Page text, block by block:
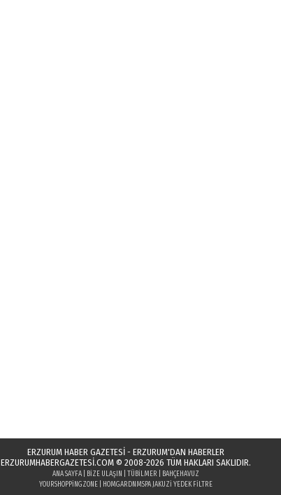
ERZURUM HABER GAZETESİ - ERZURUM'DAN HABERLER
ERZURUMHABERGAZETESI.COM© 2008-2026 TÜM HAKLARI SAKLIDIR.
ANA SAYFA| BIZE ULAŞIN TÜBILMER
BAHÇEHAVUZ
YOURSHOPPINGZONE| HOMGARDN MSPA JAKUZI YEDEK FILTRE